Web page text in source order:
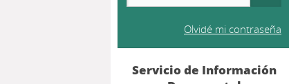
Olvidé mi contraseña
Servicio de Información